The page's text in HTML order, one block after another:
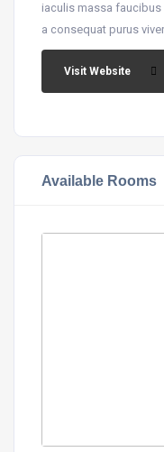
iaculis massa
a consequat purus
Visit Website
Available Rooms